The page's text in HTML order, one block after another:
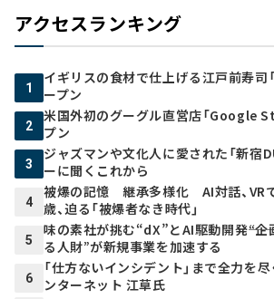
アクセスランキング
1
イギリスの食材で仕上げる江戸前寿司
ープン
2
米国外初のグーグル直営店「Google
プン
3
ジャズマンや文化人に愛された「新宿
ーに聞くこれから
4
被爆の記憶 継承多様化 AI対話、VR
歳、迫る「被爆者なき時代」
5
味の素社が挑む“dX”とAI駆動開発――“企
る人財”が新規事業を加速する
6
「仕方ないインシデント」まで全力を
ンターネット 江草氏